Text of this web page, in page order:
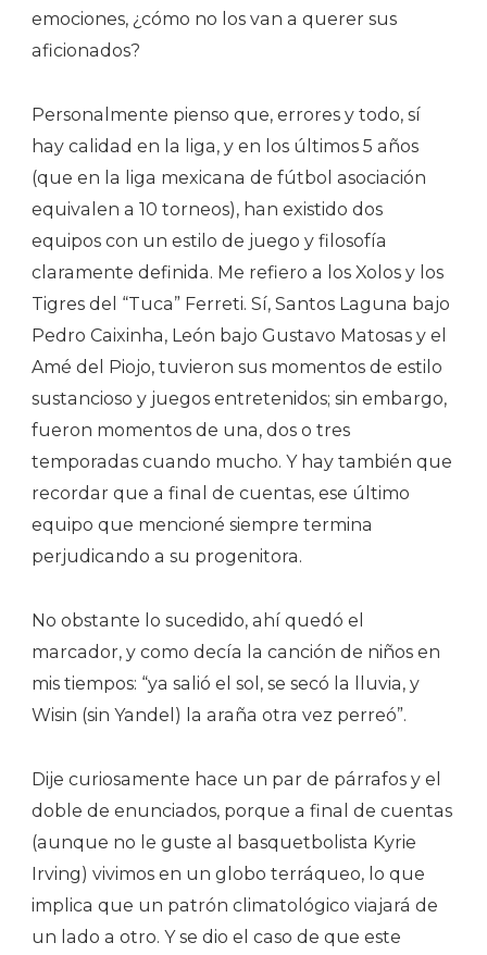
emociones, ¿cómo no los van a querer sus
aficionados?
Personalmente pienso que, errores y todo, sí
hay calidad en la liga, y en los últimos 5 años
(que en la liga mexicana de fútbol asociación
equivalen a 10 torneos), han existido dos
equipos con un estilo de juego y filosofía
claramente definida. Me refiero a los Xolos y los
Tigres del “Tuca” Ferreti. Sí, Santos Laguna bajo
Pedro Caixinha, León bajo Gustavo Matosas y el
Amé del Piojo, tuvieron sus momentos de estilo
sustancioso y juegos entretenidos; sin embargo,
fueron momentos de una, dos o tres
temporadas cuando mucho. Y hay también que
recordar que a final de cuentas, ese último
equipo que mencioné siempre termina
perjudicando a su progenitora.
No obstante lo sucedido, ahí quedó el
marcador, y como decía la canción de niños en
mis tiempos: “ya salió el sol, se secó la lluvia, y
Wisin (sin Yandel) la araña otra vez perreó”.
Dije curiosamente hace un par de párrafos y el
doble de enunciados, porque a final de cuentas
(aunque no le guste al basquetbolista Kyrie
Irving) vivimos en un globo terráqueo, lo que
implica que un patrón climatológico viajará de
un lado a otro. Y se dio el caso de que este